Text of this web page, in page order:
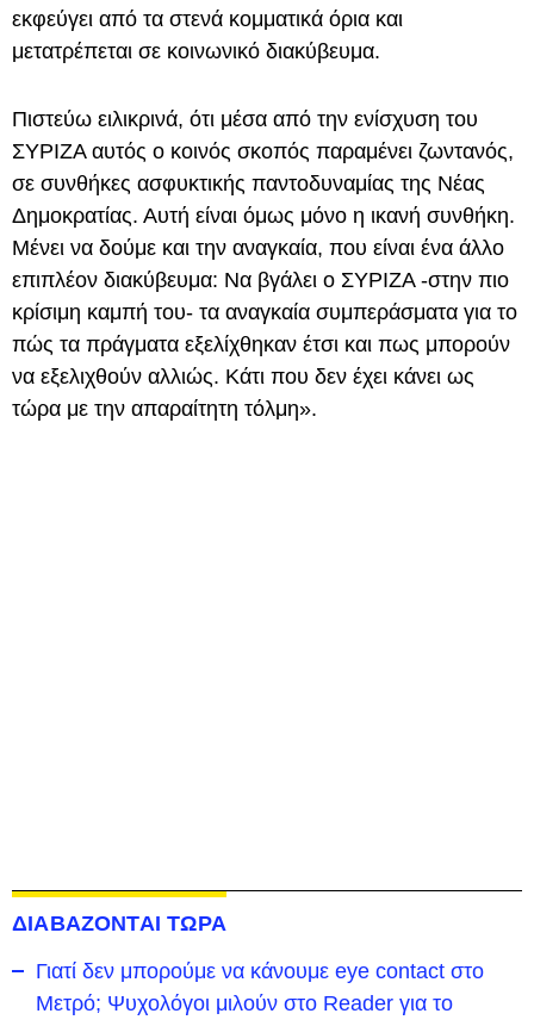
εκφεύγει από τα στενά κομματικά όρια και
μετατρέπεται σε κοινωνικό διακύβευμα.
Πιστεύω ειλικρινά, ότι μέσα από την ενίσχυση του
ΣΥΡΙΖΑ αυτός ο κοινός σκοπός παραμένει ζωντανός,
σε συνθήκες ασφυκτικής παντοδυναμίας της Νέας
Δημοκρατίας. Αυτή είναι όμως μόνο η ικανή συνθήκη.
Μένει να δούμε και την αναγκαία, που είναι ένα άλλο
επιπλέον διακύβευμα: Να βγάλει ο ΣΥΡΙΖΑ -στην πιο
κρίσιμη καμπή του- τα αναγκαία συμπεράσματα για το
πώς τα πράγματα εξελίχθηκαν έτσι και πως μπορούν
να εξελιχθούν αλλιώς. Κάτι που δεν έχει κάνει ως
τώρα με την απαραίτητη τόλμη».
ΔΙΑΒΑΖΟΝΤΑΙ ΤΩΡΑ
Γιατί δεν μπορούμε να κάνουμε eye contact στο
Μετρό; Ψυχολόγοι μιλούν στο Reader για το